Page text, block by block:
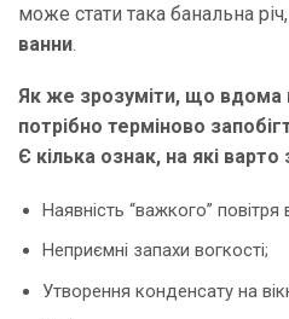
може стати така банальна
ванни.
Як же зрозуміти, що вдома
потрібно терміново
Є кілька ознак, на які варто
Наявність “важкого” повітря
Неприємні запахи вогкості;
Утворення конденсату на